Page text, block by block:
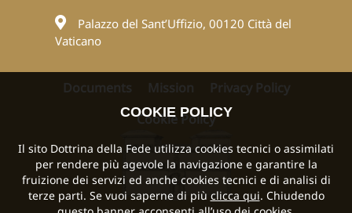
Palazzo del Sant’Uffizio, 00120 Città del
Vaticano
Documents Mission
Privacy Policy
Cookie Policy
COOKIE POLICY
Il sito Dottrina della Fede utilizza cookies tecnici o assimilati
per rendere più agevole la navigazione e garantire la
fruizione dei servizi ed anche cookies tecnici e di analisi di
terze parti. Se vuoi saperne di più clicca qui. Chiudendo